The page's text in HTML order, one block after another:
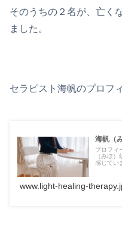
そのうちの２名が、亡く
ました。
セラピスト海帆のプロフ
海帆（
プロフィ
（みほ
感じてい
www.light-healing-